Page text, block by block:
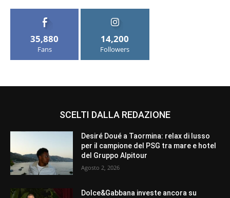
35,880
Fans
14,200
Followers
SCELTI DALLA REDAZIONE
Desiré Doué a Taormina: relax di lusso
per il campione del PSG tra mare e hotel
del Gruppo Alpitour
Agosto 2, 2026
Dolce&Gabbana investe ancora su